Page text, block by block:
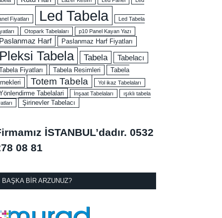
Fiyatları Led Tabela Led Tabela
Otopark Tabelaları p10 Panel Kayan Yazı
Paslanmaz Harf Paslanmaz Harf Fiyatları
Pleksi Tabela Tabela Tabelacı
Fiyatları Tabela Resimleri
Tabela
Totem Tabela Yol ikaz Tabelaları
Tabelalari İnşaat Tabelaları
ışıklı tabela
Şirinevler Tabelacı
İSTANBUL’dadır. 0532
08 81
BAŞKA BIR ARZUNUZ?